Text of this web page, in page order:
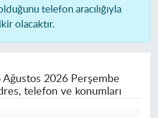
telefon aracılığıyla
olacaktır.
Ağustos 2026 Perşembe
telefon ve konumları